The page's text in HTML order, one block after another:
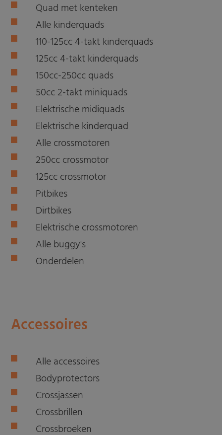
Quad met kenteken
Alle kinderquads
110-125cc 4-takt kinderquads
125cc 4-takt kinderquads
150cc-250cc quads
50cc 2-takt miniquads
Elektrische midiquads
Elektrische kinderquad
Alle crossmotoren
250cc crossmotor
125cc crossmotor
Pitbikes
Dirtbikes
Elektrische crossmotoren
Alle buggy's
Onderdelen
Accessoires
Alle accessoires
Bodyprotectors
Crossjassen
Crossbrillen
Crossbroeken